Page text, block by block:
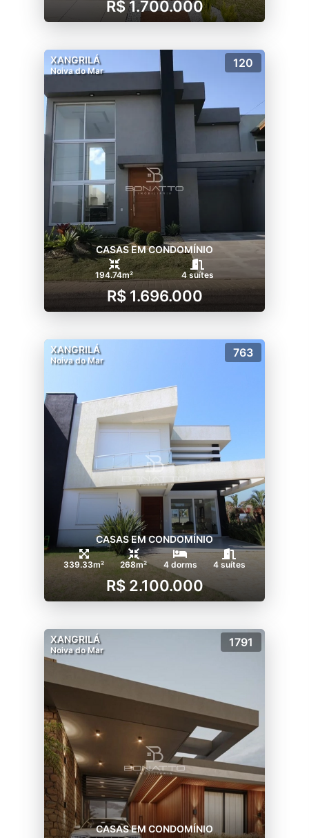
R$ 1.700.000
XANGRILÁ
Noiva do Mar
120
CASAS EM CONDOMÍNIO
194.74m² 4 suítes
R$ 1.696.000
XANGRILÁ
Noiva do Mar
763
CASAS EM CONDOMÍNIO
339.33m² 268m² 4 dorms 4 suítes
R$ 2.100.000
XANGRILÁ
Noiva do Mar
1791
CASAS EM CONDOMÍNIO